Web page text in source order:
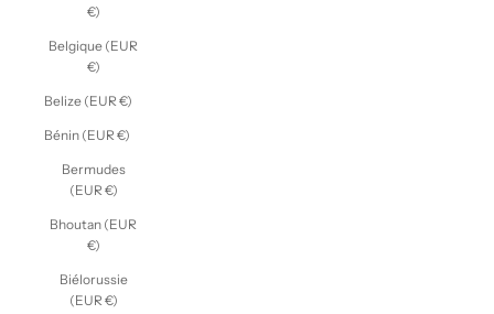
€)
Belgique (EUR
€)
Belize (EUR €)
Bénin (EUR €)
Bermudes
(EUR €)
Bhoutan (EUR
€)
Biélorussie
(EUR €)